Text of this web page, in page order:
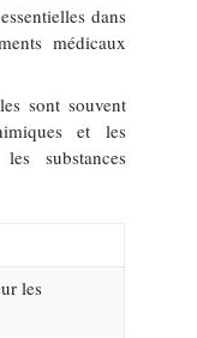
dans
médicaux
sont souvent
et les
substances
les